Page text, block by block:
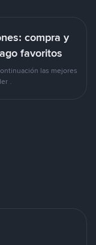
compra y
favoritos
las mejores
.